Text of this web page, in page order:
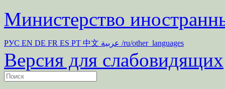
Министерство
РУС EN DE FR ES PT 中文 /ru/other_languages
Версия для слабовидящих